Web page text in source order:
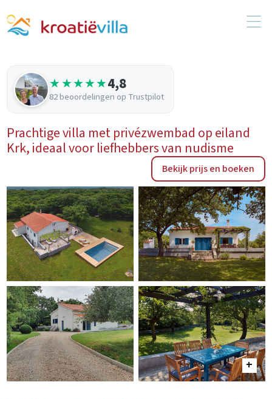
★★★★★4,8
82 beoordelingen op Trustpilot
Prachtige villa met privézwembad op eiland
Krk, ideaal voor liefhebbers van nudisme
Bekijk prijs en boeken